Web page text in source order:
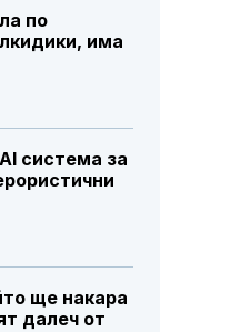
по
има
система за
ще накара
далеч от